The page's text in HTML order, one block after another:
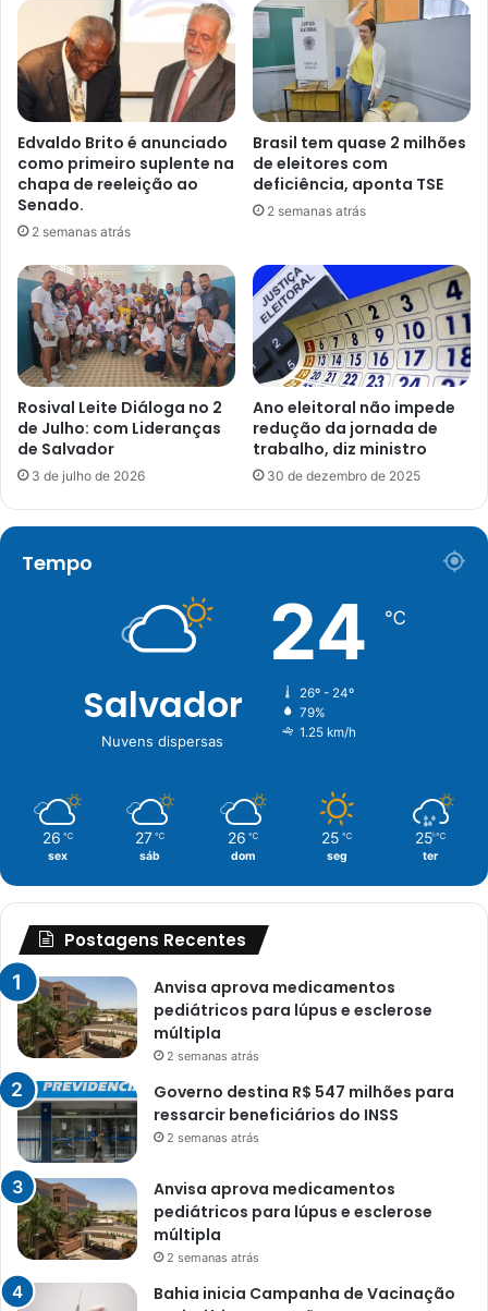
Edvaldo Brito é anunciado
como primeiro suplente na
chapa de reeleição ao
Senado.
2 semanas atrás
Brasil tem quase 2 milhões
de eleitores com
deficiência, aponta TSE
2 semanas atrás
Rosival Leite Diáloga no 2
de Julho: com Lideranças
de Salvador
3 de julho de 2026
Ano eleitoral não impede
redução da jornada de
trabalho, diz ministro
30 de dezembro de 2025
Tempo
Salvador
Nuvens dispersas
24 ℃
26º - 24º
79%
1.25 km/h
26 ℃
sex
27 ℃
sáb
26 ℃
dom
25 ℃
seg
25 ℃
ter
Postagens Recentes
Anvisa aprova medicamentos
pediátricos para lúpus e esclerose
múltipla
2 semanas atrás
Governo destina R$ 547 milhões para
ressarcir beneficiários do INSS
2 semanas atrás
Anvisa aprova medicamentos
pediátricos para lúpus e esclerose
múltipla
2 semanas atrás
Bahia inicia Campanha de Vacinação